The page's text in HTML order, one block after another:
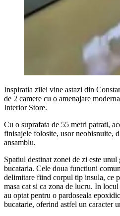
Inspiratia zilei vine astazi din
de 2 camere cu o amenajare
Interior Store.
Cu o suprafata de 55 metri patrati,
finisajele folosite, usor neobisnuite,
ansamblu.
Spatiul destinat zonei de zi este unul
bucataria. Cele doua functiuni
delimitare fiind corpul tip insula, ce
masa cat si ca zona de lucru. In
au optat pentru o pardoseala
bucatarie, oferind astfel un caracter